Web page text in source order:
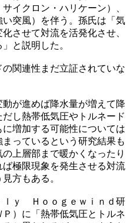
イクロン・ハリケーン）、
い突風）を伴う。孫氏は「気
させて対流を活発化させ、
と説明した。
関連性まだ立証されていな
が進めば降水量が増えて降
し熱帯低気圧やトルネード
増加する可能性については
っているという研究結果も
上層部まで暖かくなったり
極限現象を発生させる対流
方もある。
ｌｙ Ｈｏｏｇｅｗｉｎｄ研
）に「熱帯低気圧とトルネ